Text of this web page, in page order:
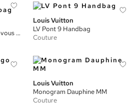
Metal Monogram Rendez-vous Handbag
Louis Vuitton
LV Pont 9 Handbag
Couture
Louis Vuitton
Monogram Dauphine MM
Couture